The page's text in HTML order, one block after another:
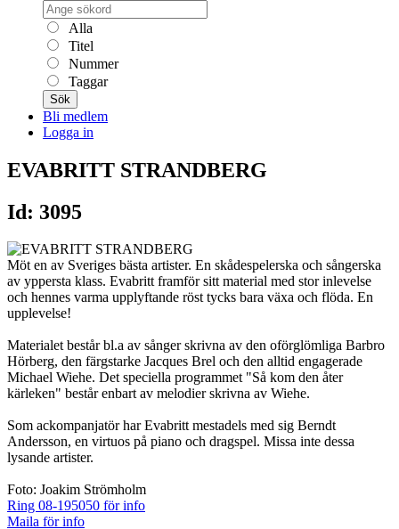
Alla
Titel
Nummer
Taggar
Sök
Bli medlem
Logga in
EVABRITT STRANDBERG
Id: 3095
Möt en av Sveriges bästa artister. En skådespelerska och sångerska
av yppersta klass. Evabritt framför sitt material med stor inlevelse
och hennes varma upplyftande röst tycks bara växa och flöda. En
upplevelse!
Materialet består bl.a av sånger skrivna av den oförglömliga Barbro
Hörberg, den färgstarke Jacques Brel och den alltid engagerade
Michael Wiehe. Det speciella programmet "Så kom den åter
kärleken" består enbart av melodier skrivna av Wiehe.
Som ackompanjatör har Evabritt mestadels med sig Berndt
Andersson, en virtuos på piano och dragspel. Missa inte dessa
lysande artister.
Foto: Joakim Strömholm
Ring 08-195050 för info
Maila för info